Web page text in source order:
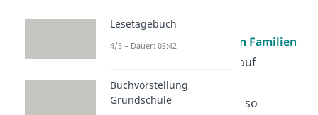
Die folgenden
10 kurzen Familien
verdeutlichen auf
einfache Weise, was die
Verbindung zueinander so
Lesetagebuch
4/5 – Dauer: 03:42
Buchvorstellung
Grundschule